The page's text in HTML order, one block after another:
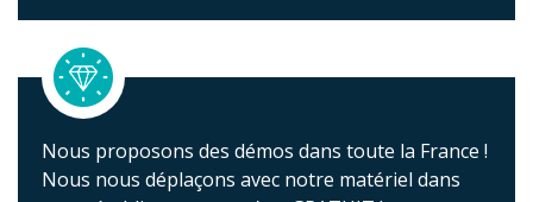
Nous proposons des démos dans toute la France !
Nous nous déplaçons avec notre matériel dans